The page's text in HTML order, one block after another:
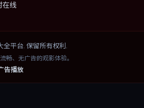
在线
全平台. 保留所有权利.
畅、无广告的观影体验。
告播放